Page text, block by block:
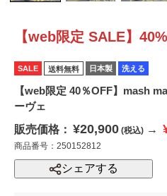
【web限定 SALE】
SALE 送料無料 日本製 洗える
【web限定 40％OFF】mash
ーヴェ
販売価格： ¥20,900 (税込) →
商品番号：250152812
シェアする